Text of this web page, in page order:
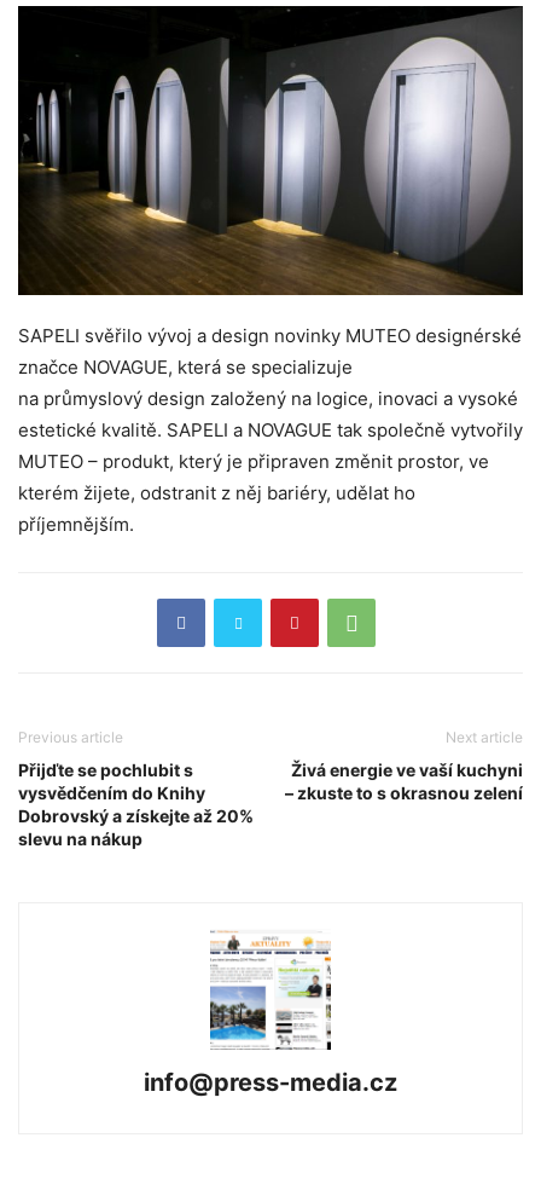
SAPELI svěřilo vývoj a design novinky MUTEO designérské
značce NOVAGUE, která se specializuje
na průmyslový design založený na logice, inovaci a vysoké
estetické kvalitě. SAPELI a NOVAGUE tak společně vytvořily
MUTEO – produkt, který je připraven změnit prostor, ve
kterém žijete, odstranit z něj bariéry, udělat ho
příjemnějším.
Previous article
Přijďte se pochlubit s
vysvědčením do Knihy
Dobrovský a získejte až 20%
slevu na nákup
Next article
Živá energie ve vaší kuchyni
– zkuste to s okrasnou zelení
info@press-media.cz